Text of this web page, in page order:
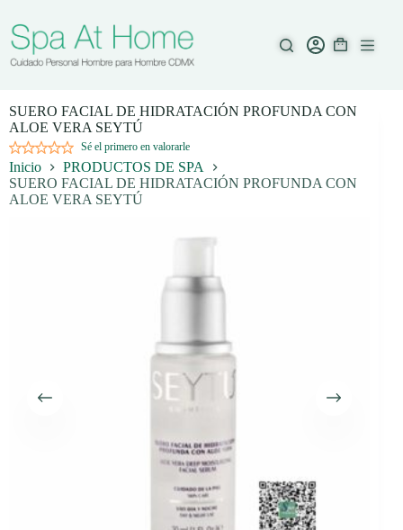
contenido
SUERO FACIAL DE HIDRATACIÓN PROFUNDA CON
ALOE VERA SEYTÚ
Sé el primero en valorarle
Inicio
PRODUCTOS DE SPA
SUERO FACIAL DE HIDRATACIÓN PROFUNDA CON
ALOE VERA SEYTÚ